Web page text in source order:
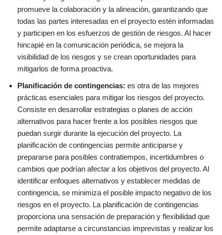
promueve la colaboración y la alineación, garantizando que
todas las partes interesadas en el proyecto estén informadas
y participen en los esfuerzos de gestión de riesgos. Al hacer
hincapié en la comunicación periódica, se mejora la
visibilidad de los riesgos y se crean oportunidades para
mitigarlos de forma proactiva.
Planificación de contingencias: es otra de las mejores
prácticas esenciales para mitigar los riesgos del proyecto.
Consiste en desarrollar estrategias o planes de acción
alternativos para hacer frente a los posibles riesgos que
puedan surgir durante la ejecución del proyecto. La
planificación de contingencias permite anticiparse y
prepararse para posibles contratiempos, incertidumbres o
cambios que podrían afectar a los objetivos del proyecto. Al
identificar enfoques alternativos y establecer medidas de
contingencia, se minimiza el posible impacto negativo de los
riesgos en el proyecto. La planificación de contingencias
proporciona una sensación de preparación y flexibilidad que
permite adaptarse a circunstancias imprevistas y realizar los